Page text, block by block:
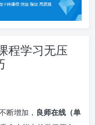
程学习无压
断增加， 良师在线（单